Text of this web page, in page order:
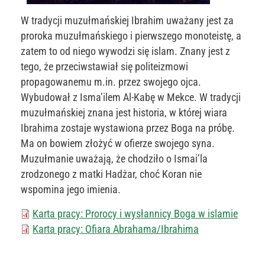
W tradycji muzułmańskiej Ibrahim uważany jest za
proroka muzułmańskiego i pierwszego monoteistę, a
zatem to od niego wywodzi się islam. Znany jest z
tego, że przeciwstawiał się politeizmowi
propagowanemu m.in. przez swojego ojca.
Wybudował z Isma’ilem Al-Kabę w Mekce. W tradycji
muzułmańskiej znana jest historia, w której wiara
Ibrahima zostaje wystawiona przez Boga na próbę.
Ma on bowiem złożyć w ofierze swojego syna.
Muzułmanie uważają, że chodziło o Ismai’la
zrodzonego z matki Hadżar, choć Koran nie
wspomina jego imienia.
Karta pracy: Prorocy i wysłannicy Boga w islamie
Karta pracy: Ofiara Abrahama/Ibrahima